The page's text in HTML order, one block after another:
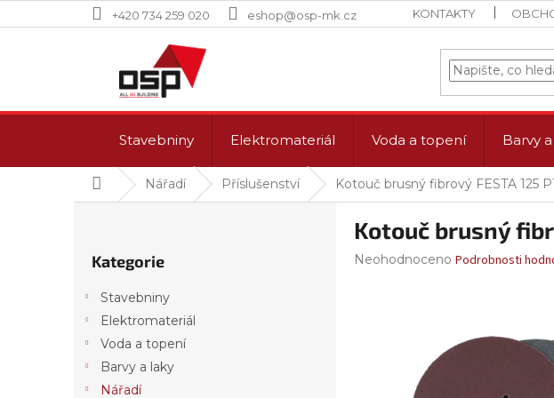
na
+420 734 259 020 eshop@osp-mk.cz KONTAKTY
Stavebniny Elektromateriál Voda a topení Barvy
DomůNářadí Příslušenství Kotouč brusný fibrový FESTA 125
kategorie
Kategorie
Stavebniny
Elektromateriál
Voda a topení
Barvy a laky
Nářadí
Kotouč brusný
Průměrné
Neohodnoceno Podrobnosti